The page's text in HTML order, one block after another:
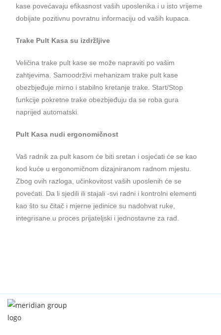
kase povećavaju efikasnost vaših uposlenika i u isto vrijeme
dobijate pozitivnu povratnu informaciju od vaših kupaca.
Trake Pult Kasa su izdržljive
Veličina trake pult kase se može napraviti po vašim
zahtjevima. Samoodrživi mehanizam trake pult kase
obezbjeđuje mirno i stabilno kretanje trake. Start/Stop
funkcije pokretne trake obezbjeđuju da se roba gura
naprijed automatski.
Pult Kasa nudi ergonomičnost
Vaš radnik za pult kasom će biti sretan i osjećati će se kao
kod kuće u ergonomičnom dizajniranom radnom mjestu.
Zbog ovih razloga, učinkovitost vaših uposlenih će se
povećati. Da li sjedili ili stajali -svi radni i kontrolni elementi
kao što su čitač i mjerne jedinice su nadohvat ruke,
integrisane u proces prijateljski i jednostavne za rad.